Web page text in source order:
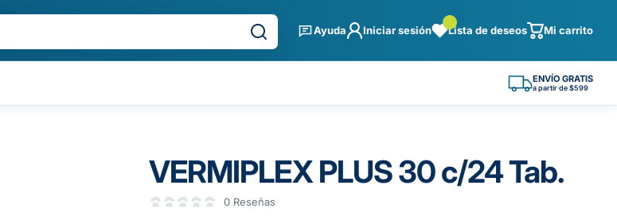
Ayuda Iniciar sesión Lista de deseos Mi carrito
ENVÍO GRATIS
a partir de $599
VERMIPLEX PLUS 30 c/24 Tab.
0 Reseñas